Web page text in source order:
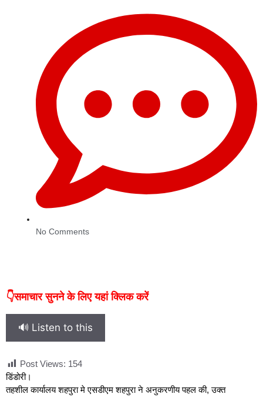
No Comments
👇समाचार सुनने के लिए यहां क्लिक करें
🔊 Listen to this
Post Views: 154
डिंडोरी।
तहशील कार्यालय शहपुरा मे एसडीएम शहपुरा ने अनुकरणीय पहल की, उक्त